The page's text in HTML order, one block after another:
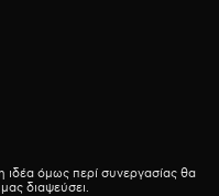
όμως περί συνεργασίας θα
διαψεύσει.